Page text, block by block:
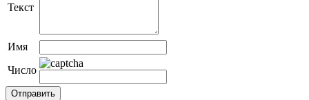
Текст
Имя
Число